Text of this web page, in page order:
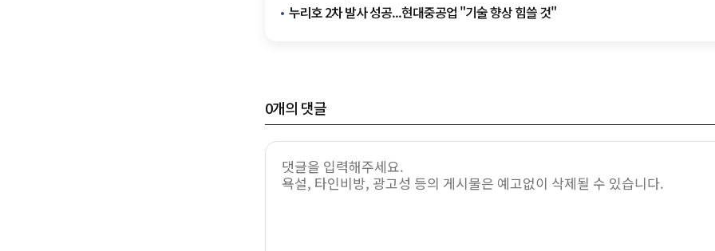
누리호 2차 발사 성공...현대중공업 "기술 향상 힘쓸 것"
0개의 댓글